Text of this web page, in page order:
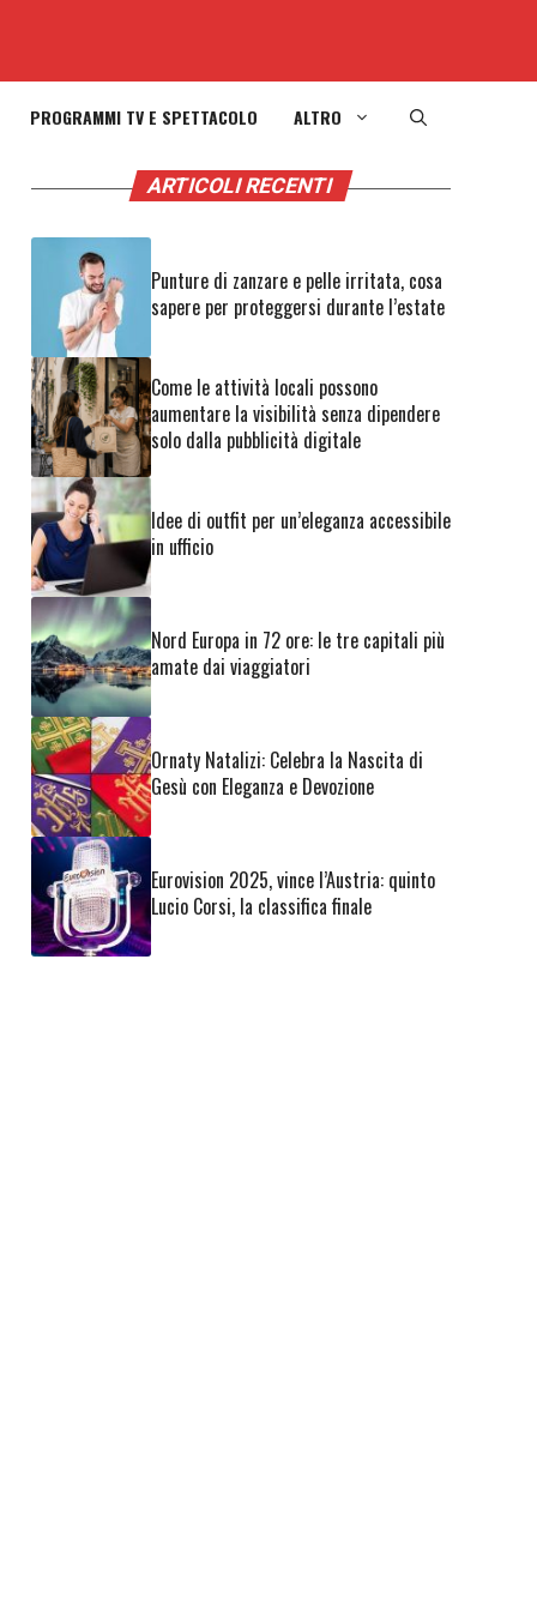
PROGRAMMI TV E SPETTACOLO ALTRO
ARTICOLI RECENTI
Punture di zanzare e pelle irritata, cosa
sapere per proteggersi durante l’estate
Come le attività locali possono
aumentare la visibilità senza dipendere
solo dalla pubblicità digitale
Idee di outfit per un’eleganza accessibile
in ufficio
Nord Europa in 72 ore: le tre capitali più
amate dai viaggiatori
Ornaty Natalizi: Celebra la Nascita di
Gesù con Eleganza e Devozione
Eurovision 2025, vince l’Austria: quinto
Lucio Corsi, la classifica finale